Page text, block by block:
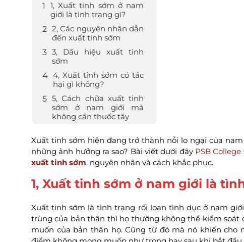
1, Xuất tinh sớm ở nam
giới là tình trạng gì?
2, Các nguyên nhân dẫn
đến xuất tinh sớm
3, Dấu hiệu xuất tinh
sớm
4, Xuất tinh sớm có tác
hại gì không?
5, Cách chữa xuất tinh
sớm ở nam giới mà
không cần thuốc tây
Xuất tinh sớm hiện đang trở thành nỗi lo ngại của
những ảnh hưởng ra sao? Bài viết dưới đây PSB College
xuất tinh sớm, nguyên nhân và cách khắc phục.
1, Xuất tinh sớm ở nam giới là
Xuất tinh sớm là tình trạng rối loạn tình dục ở nam
trùng của bản thân thì họ thường không thể kiểm
muốn của bản thân họ. Cũng từ đó mà nó khiến